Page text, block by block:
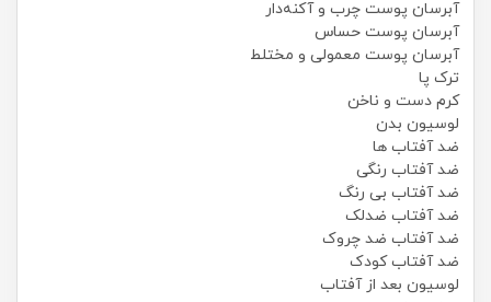
آبرسان پوست چرب و آکنه‌دار
آبرسان پوست حساس
آبرسان پوست معمولی و مختلط
ترک پا
کرم دست و ناخن
لوسیون بدن
ضد آفتاب ها
ضد آفتاب رنگی
ضد آفتاب بی رنگ
ضد آفتاب ضدلک
ضد آفتاب ضد چروک
ضد آفتاب کودک
لوسیون بعد از آفتاب